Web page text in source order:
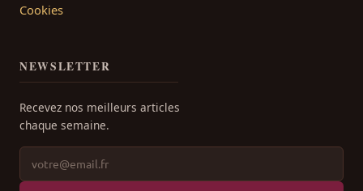
Cookies
NEWSLETTER
Recevez nos meilleurs articles
chaque semaine.